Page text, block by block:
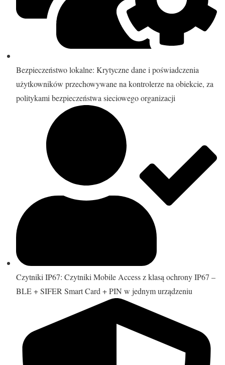
Bezpieczeństwo lokalne: Krytyczne dane i poświadczenia
użytkowników przechowywane na kontrolerze na obiekcie, za
politykami bezpieczeństwa sieciowego organizacji
Czytniki IP67: Czytniki Mobile Access z klasą ochrony IP67 –
BLE + SIFER Smart Card + PIN w jednym urządzeniu